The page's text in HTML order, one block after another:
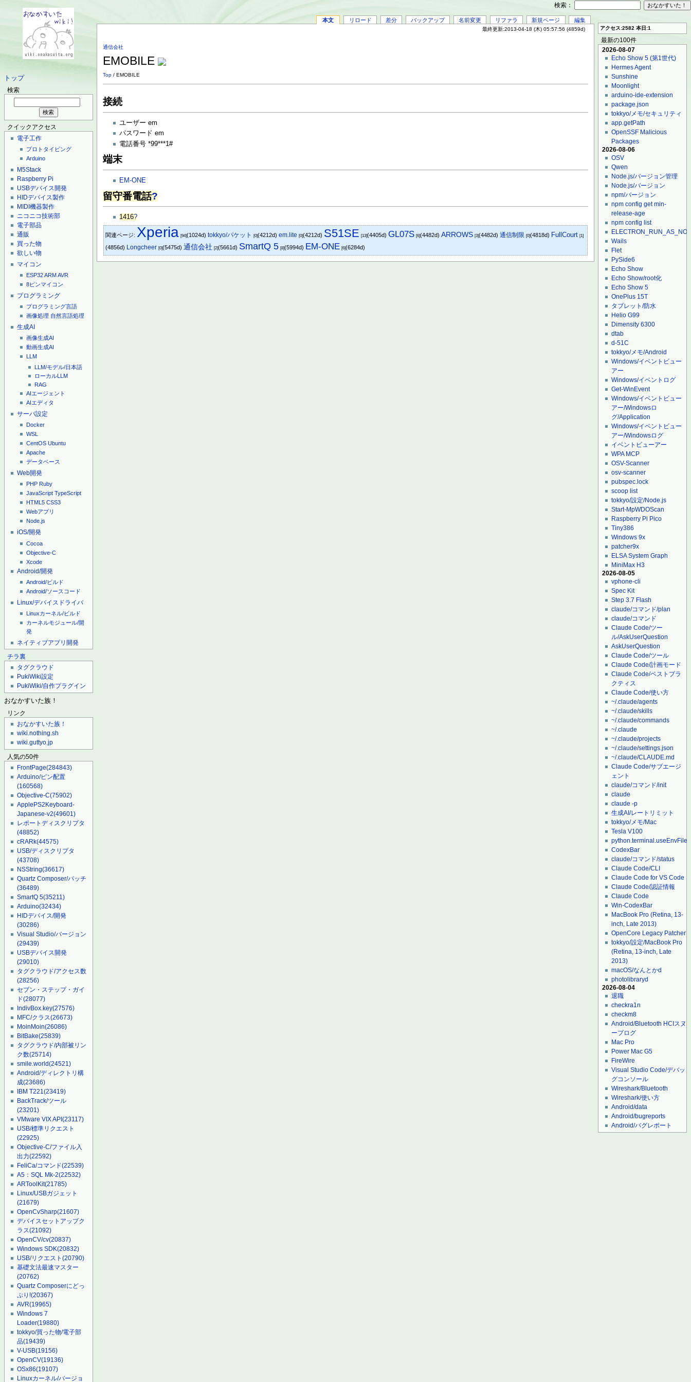
トップ
検索
クイックアクセス
電子工作
プロトタイピング
Arduino
M5Stack
Raspberry Pi
USBデバイス開発
HIDデバイス製作
MIDI機器製作
ニコニコ技術部
電子部品
通販
買った物
欲しい物
マイコン
ESP32ARMAVR
8ピンマイコン
プログラミング
プログラミング言語
画像処理 自然言語処理
生成AI
画像生成AI
動画生成AI
LLM
LLM/モデル/日本語
ローカルLLM
RAG
AIエージェント
AIエディタ
サーバ設定
Docker
WSL
CentOS Ubuntu
Apache
データベース
Web開発
PHP Ruby
JavaScript TypeScript
HTML5 CSS3
Webアプリ
Node.js
iOS/開発
Cocoa
Objective-C
Xcode
Android/開発
Android/ビルド
Android/ソースコード
Linux/デバイスドライバ
Linuxカーネル/ビルド
カーネルモジュール/開
発
ネイティブアプリ開発
チラ裏
タグクラウド
PukiWiki設定
PukiWiki/自作プラグイン
おなかすいた族！
リンク
おなかすいた族！
wiki.nothing.sh
wiki.guttyo.jp
人気の50件
FrontPage(284843)
Arduino/ピン配置
(160568)
Objective-C(75902)
ApplePS2Keyboard-
Japanese-v2(49601)
レポートディスクリプタ
(48852)
cRARk(44575)
USB/ディスクリプタ
(43708)
NSString(36617)
Quartz Composer/パッチ
(36489)
SmartQ 5(35211)
Arduino(32434)
HIDデバイス/開発
(30286)
Visual Studio/バージョン
(29439)
USBデバイス開発
(29010)
タグクラウド/アクセス数
(28256)
セブン・ステップ・ガイ
ド(28077)
IndivBox.key(27576)
MFC/クラス(26673)
MoinMoin(26086)
BitBake(25839)
タグクラウド/内部被リン
ク数(25714)
smile.world(24521)
Android/ディレクトリ構
成(23686)
IBM T221(23419)
BackTrack/ツール
(23201)
VMware VIX API(23117)
USB/標準リクエスト
(22925)
Objective-C/ファイル入
出力(22592)
FeliCa/コマンド(22539)
A5：SQL Mk-2(22532)
ARToolKit(21785)
Linux/USBガジェット
(21679)
OpenCvSharp(21607)
デバイスセットアップク
ラス(21092)
OpenCV/cv(20837)
Windows SDK(20832)
USB/リクエスト(20790)
基礎文法最速マスター
(20762)
Quartz Composerにどっ
ぷり!(20367)
AVR(19965)
Windows 7
Loader(19880)
tokkyo/買った物/電子部
品(19439)
V-USB(19156)
OpenCV(19136)
OSx86(19107)
Linuxカーネル/バージョ
本文 リロード 差分 バックアップ 名前変更 リファラ 新規ページ 編集
最終更新:2013-04-18 (木) 05:57:56 (4859d)
通信会社
EMOBILE
Top / EMOBILE
接続
ユーザー em
パスワード em
電話番号 *99***1#
端末
EM-ONE
留守番電話?
1416?
関連ページ: Xperia [94](1024d)tokkyo/パケット [0](4212d)em.lite [0](4212d) S51SE [13](4405d)GL07S [6](4482d)ARROWS [3](4482d)通信制限 [0](4818d) FullCourt [1]
(4856d) Longcheer [0](5475d)通信会社 [2](5661d) SmartQ 5 [8](5994d) EM-ONE [6](6284d)
アクセス:2582 本日:1
最新の100件
2026-08-07
Echo Show 5 (第1世代)
Hermes Agent
Sunshine
Moonlight
arduino-ide-extension
package.json
tokkyo/メモ/セキュリティ
app.getPath
OpenSSF Malicious
Packages
2026-08-06
OSV
Qwen
Node.js/バージョン管理
Node.js/バージョン
npm/バージョン
npm config get min-
release-age
npm config list
Wails
Flet
PySide6
Echo Show
Echo Show/root化
Echo Show 5
OnePlus 15T
タブレット/防水
Helio G99
Dimensity 6300
dtab
d-51C
tokkyo/メモ/Android
Windows/イベントビュー
アー
Windows/イベントログ
Get-WinEvent
Windows/イベントビュー
アー/Windowsロ
グ/Application
Windows/イベントビュー
アー/Windowsログ
イベントビューアー
WPA MCP
OSV-Scanner
osv-scanner
pubspec.lock
scoop list
tokkyo/設定/Node.js
Start-MpWDOScan
Raspberry Pi Pico
Tiny386
Windows 9x
patcher9x
ELSA System Graph
MiniMax H3
2026-08-05
vphone-cli
Spec Kit
Step 3.7 Flash
claude/コマンド/plan
claude/コマンド
Claude Code/ツー
ル/AskUserQuestion
AskUserQuestion
Claude Code/ツール
Claude Code/計画モード
Claude Code/ベストプラ
クティス
Claude Code/使い方
~/.claude/agents
~/.claude/skills
~/.claude/commands
~/.claude
~/.claude/projects
~/.claude/settings.json
~/.claude/CLAUDE.md
Claude Code/サブエージ
ェント
claude/コマンド/init
claude
claude -p
生成AI/レートリミット
tokkyo/メモ/Mac
Tesla V100
python.terminal.useEnvFile
CodexBar
claude/コマンド/status
Claude Code/CLI
Claude Code for VS Code
Claude Code/認証情報
Claude Code
Win-CodexBar
MacBook Pro (Retina, 13-
inch, Late 2013)
OpenCore Legacy Patcher
tokkyo/設定/MacBook Pro
(Retina, 13-inch, Late
2013)
macOS/なんとかd
photolibraryd
2026-08-04
退職
checkra1n
checkm8
Android/Bluetooth HCIスヌ
ープログ
Mac Pro
Power Mac G5
FireWire
Visual Studio Code/デバッ
グコンソール
Wireshark/Bluetooth
Wireshark/使い方
Android/data
Android/bugreports
Android/バグレポート
検索：